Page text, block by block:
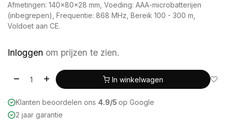
Afmetingen: 140x80x28 mm, Voeding: AAA-microbatterijen
(inbegrepen), Frequentie: 868 MHz, Bereik 100 - 300 m,
Voldoet aan CE.
Inloggen om prijzen te zien.
In winkelwagen
Klanten beoordelen ons 4.9/5 op Google
2 jaar garantie